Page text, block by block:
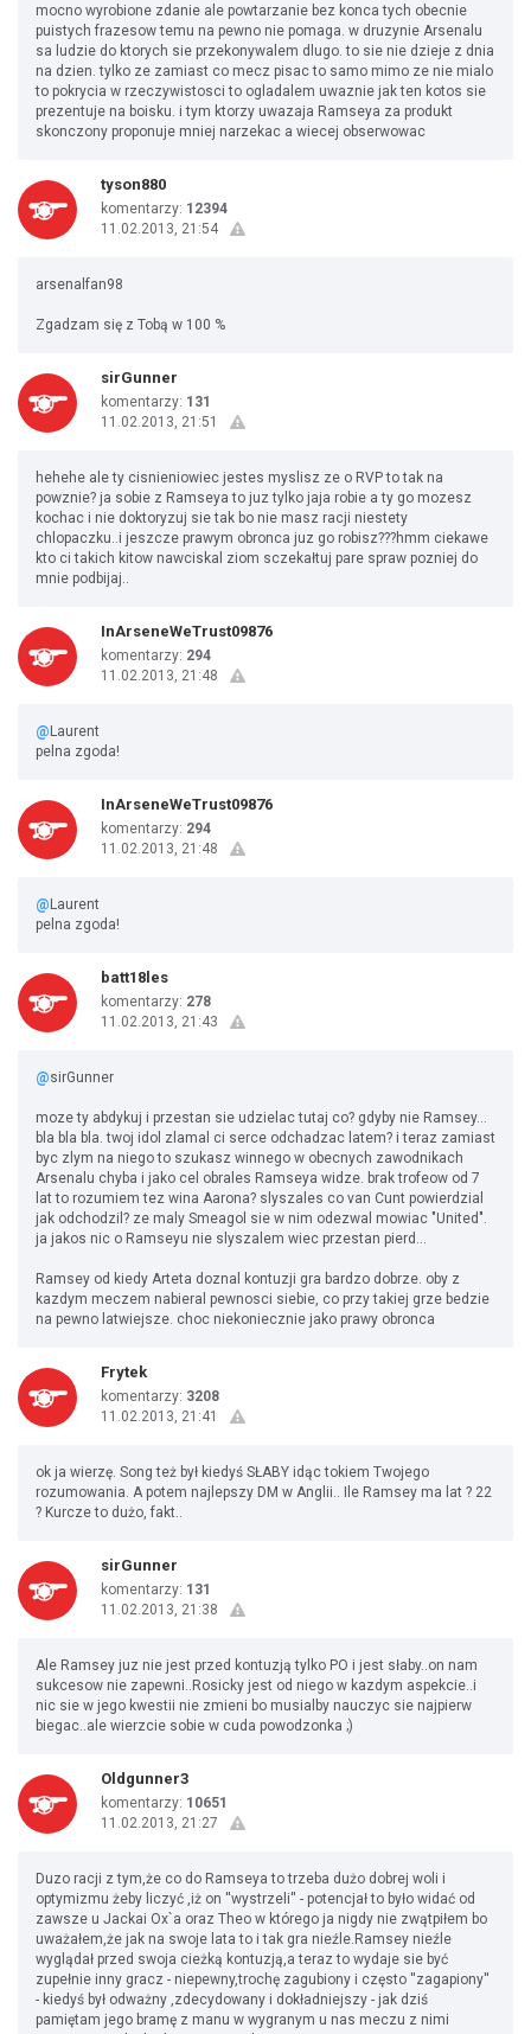
mocno wyrobione zdanie ale powtarzanie bez konca tych obecnie
puistych frazesow temu na pewno nie pomaga. w druzynie Arsenalu
sa ludzie do ktorych sie przekonywalem dlugo. to sie nie dzieje z dnia
na dzien. tylko ze zamiast co mecz pisac to samo mimo ze nie mialo
to pokrycia w rzeczywistosci to ogladalem uwaznie jak ten kotos sie
prezentuje na boisku. i tym ktorzy uwazaja Ramseya za produkt
skonczony proponuje mniej narzekac a wiecej obserwowac
tyson880
komentarzy: 12394
11.02.2013, 21:54
arsenalfan98
Zgadzam się z Tobą w 100 %
sirGunner
komentarzy: 131
11.02.2013, 21:51
hehehe ale ty cisnieniowiec jestes myslisz ze o RVP to tak na
powznie? ja sobie z Ramseya to juz tylko jaja robie a ty go mozesz
kochac i nie doktoryzuj sie tak bo nie masz racji niestety
chlopaczku..i jeszcze prawym obronca juz go robisz???hmm ciekawe
kto ci takich kitow nawciskal ziom sczekałtuj pare spraw pozniej do
mnie podbijaj..
InArseneWeTrust09876
komentarzy: 294
11.02.2013, 21:48
@ Laurent
pelna zgoda!
InArseneWeTrust09876
komentarzy: 294
11.02.2013, 21:48
@ Laurent
pelna zgoda!
batt18les
komentarzy: 278
11.02.2013, 21:43
@sirGunner
moze ty abdykuj i przestan sie udzielac tutaj co? gdyby nie Ramsey...
bla bla bla. twoj idol zlamal ci serce odchadzac latem? i teraz zamiast
byc zlym na niego to szukasz winnego w obecnych zawodnikach
Arsenalu chyba i jako cel obrales Ramseya widze. brak trofeow od 7
lat to rozumiem tez wina Aarona? slyszales co van Cunt powierdzial
jak odchodzil? ze maly Smeagol sie w nim odezwal mowiac "United".
ja jakos nic o Ramseyu nie slyszalem wiec przestan pierd...
Ramsey od kiedy Arteta doznal kontuzji gra bardzo dobrze. oby z
kazdym meczem nabieral pewnosci siebie, co przy takiej grze bedzie
na pewno latwiejsze. choc niekoniecznie jako prawy obronca
Frytek
komentarzy: 3208
11.02.2013, 21:41
ok ja wierzę. Song też był kiedyś SŁABY idąc tokiem Twojego
rozumowania. A potem najlepszy DM w Anglii.. Ile Ramsey ma lat ? 22
? Kurcze to dużo, fakt..
sirGunner
komentarzy: 131
11.02.2013, 21:38
Ale Ramsey juz nie jest przed kontuzją tylko PO i jest słaby..on nam
sukcesow nie zapewni..Rosicky jest od niego w kazdym aspekcie..i
nic sie w jego kwestii nie zmieni bo musialby nauczyc sie najpierw
biegac..ale wierzcie sobie w cuda powodzonka ;)
Oldgunner3
komentarzy: 10651
11.02.2013, 21:27
Duzo racji z tym,że co do Ramseya to trzeba dużo dobrej woli i
optymizmu żeby liczyć ,iż on ''wystrzeli'' - potencjał to było widać od
zawsze u Jackai Ox`a oraz Theo w którego ja nigdy nie zwątpiłem bo
uważałem,że jak na swoje lata to i tak gra nieźle.Ramsey nieźle
wyglądał przed swoja cieżką kontuzją,a teraz to wydaje sie być
zupełnie inny gracz - niepewny,trochę zagubiony i często ''zagapiony''
- kiedyś był odważny ,zdecydowany i dokładniejszy - jak dziś
pamiętam jego bramę z manu w wygranym u nas meczu z nimi